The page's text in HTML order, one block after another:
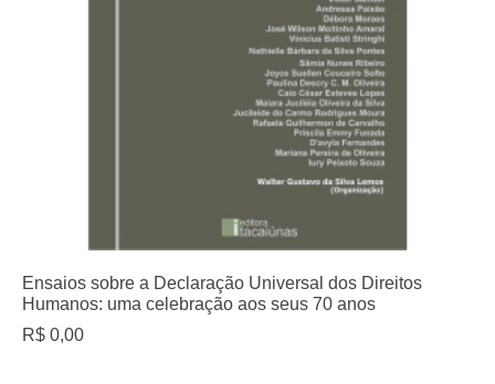
Ensaios sobre a Declaração Universal dos Direitos
Humanos: uma celebração aos seus 70 anos
R$ 0,00